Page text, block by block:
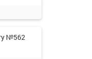
№562